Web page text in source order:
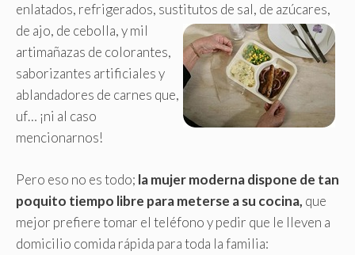
enlatados, refrigerados, sustitutos de sal, de azúcares,
de ajo, de cebolla, y mil
artimañazas de colorantes,
saborizantes artificiales y
ablandadores de carnes que,
uf… ¡ni al caso
mencionarnos!
Pero eso no es todo; la mujer moderna dispone de tan
poquito tiempo libre para meterse a su cocina, que
mejor prefiere tomar el teléfono y pedir que le lleven a
domicilio comida rápida para toda la familia: